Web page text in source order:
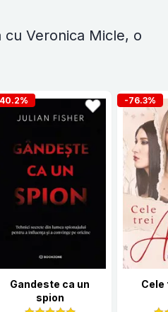
Veronica Micle, o
Gandeste ca un
spion
-76.3%
Cele